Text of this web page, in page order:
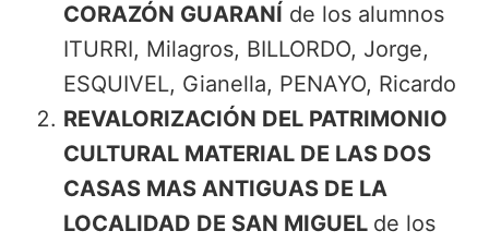
CORAZÓN GUARANÍ de los alumnos
ITURRI, Milagros, BILLORDO, Jorge,
ESQUIVEL, Gianella, PENAYO, Ricardo
REVALORIZACIÓN DEL PATRIMONIO
CULTURAL MATERIAL DE LAS DOS
CASAS MAS ANTIGUAS DE LA
LOCALIDAD DE SAN MIGUEL de los